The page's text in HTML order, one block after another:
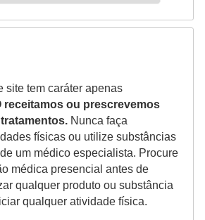
site tem caráter apenas
receitamos ou prescrevemos
Nunca faça
físicas ou utilize substâncias
um médico especialista. Procure
médica presencial antes de
qualquer produto ou substância
qualquer atividade física.